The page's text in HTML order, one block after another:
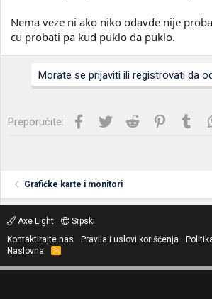
Nema veze ni ako niko odavde nije
cu probati pa kud puklo da puklo.
Morate se prijaviti ili registrovati da
Preporučite: Facebook
Twitter Reddit Pinterest
Grafičke karte i monitori
Axe Light
Srpski
Kontaktirajte nas
Pravila i uslovi korišćenja
Naslovna
R
S